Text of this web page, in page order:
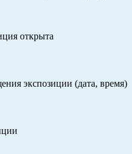
открыта
экспозиции (дата, время)